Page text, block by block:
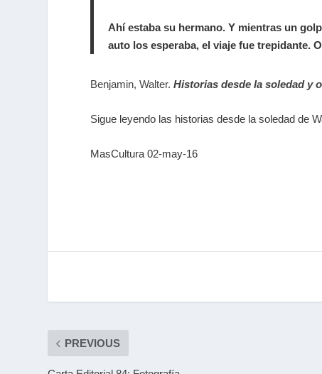
Ahí estaba su hermano. Y mientras un
auto los esperaba, el viaje fue trepidante.
Benjamin, Walter. Historias desde la soledad y
Sigue leyendo las historias desde la soledad de
MasCultura 02-may-16
PREVIOUS